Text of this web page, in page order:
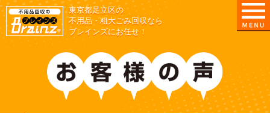
東京都足立区の
不用品・粗大ごみ回収なら
ブレインズにお任せ！